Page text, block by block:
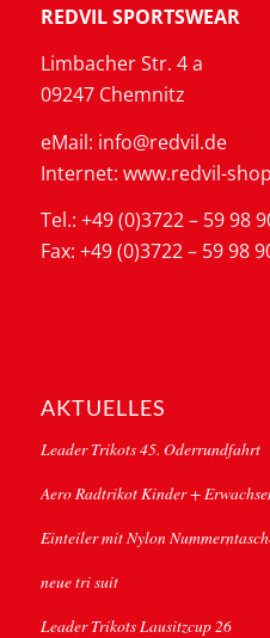
REDVIL SPORTSWEAR
Limbacher Str. 4 a
09247 Chemnitz
eMail: info@redvil.de
Internet: www.redvil-
Tel.: +49 (0)3722 – 59 98
Fax: +49 (0)3722 – 59 98
AKTUELLES
Leader Trikots 45. Oderrundfahrt
Aero Radtrikot Kinder +
Einteiler mit Nylon
neue tri suit
Leader Trikots Lausitzcup 26